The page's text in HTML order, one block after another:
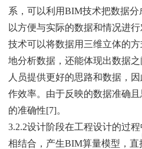
系，可以利用BIM技术把数据
以方便与实际的数据和情况进
技术可以将数据用三维立体的
地分析数据，还能体现出数据
人员提供更好的思路和数据，
作效率。由于反映的数据准确
的准确性[7]。
3.2.2设计阶段在工程设计的过
相结合，产生BIM算量模型，